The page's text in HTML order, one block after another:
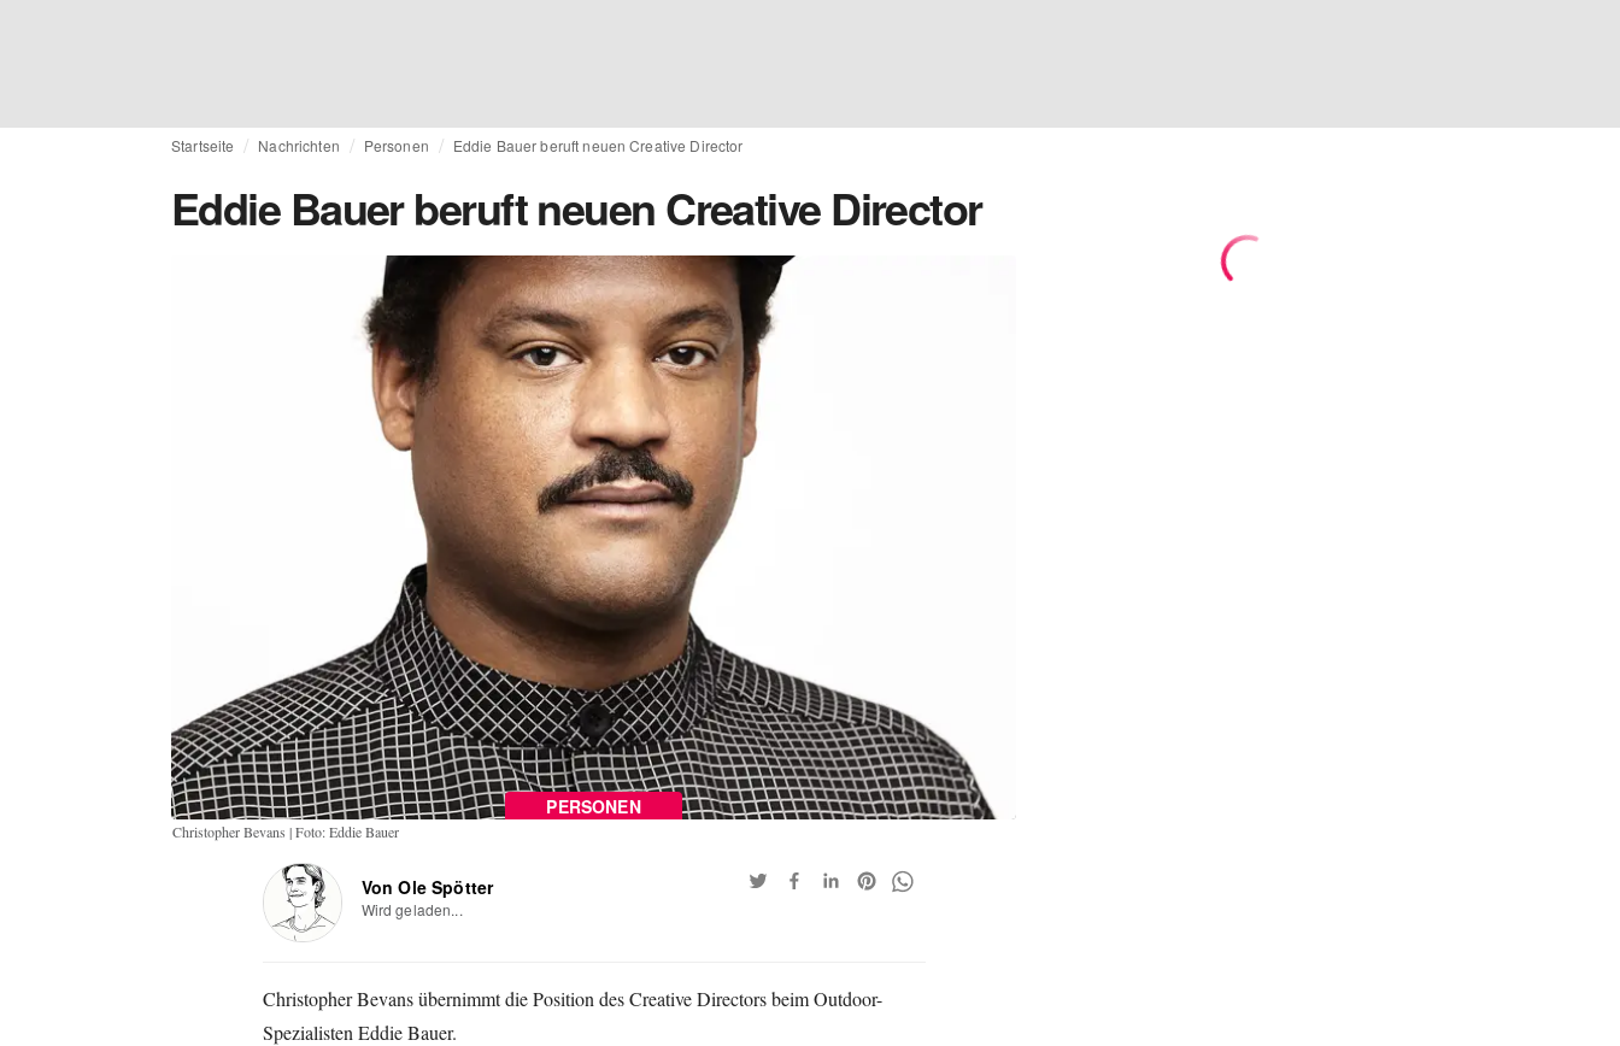
Startseite Nachrichten Personen Eddie Bauer beruft neuen Creative Director
Eddie Bauer beruft neuen Creative Director
PERSONEN
Christopher Bevans | Foto: Eddie Bauer
Von Ole Spötter
Wird geladen...
Christopher Bevans übernimmt die Position des Creative Directors beim Outdoor-
Spezialisten Eddie Bauer.